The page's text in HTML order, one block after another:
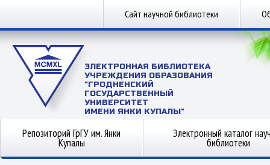
Сайт научной библиотеки
ЭЛЕКТРОННАЯ БИБЛИОТЕКА
УЧРЕЖДЕНИЯ ОБРАЗОВАНИЯ
"ГРОДНЕНСКИЙ
ГОСУДАРСТВЕННЫЙ
УНИВЕРСИТЕТ
ИМЕНИ ЯНКИ КУПАЛЫ"
Репозиторий ГрГУ им. Янки
Купалы
Электронный каталог
библиотеки